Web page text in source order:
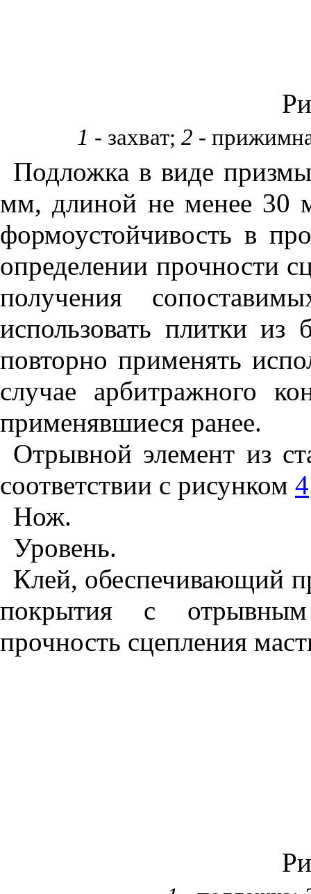
1 - захват; 2 -
Подложка в виде
мм, длиной не менее 30
формоустойчивость в
определении прочности
получения
использовать плитки из
повторно применять
случае арбитражного
применявшиеся ранее.
Отрывной элемент из
соответствии с рисунком 4
Нож.
Уровень.
Клей, обеспечивающий
покрытия с
прочность сцепления